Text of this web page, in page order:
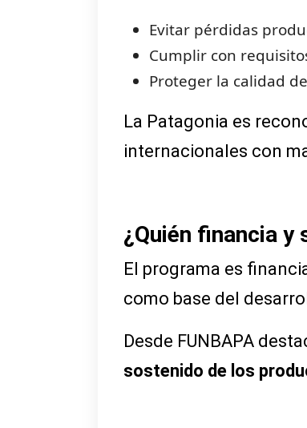
Evitar pérdidas
Cumplir con
Proteger la calidad
La Patagonia es
internacionales con
¿Quién financia
El programa es
como base del
Desde FUNBAPA
sostenido de los